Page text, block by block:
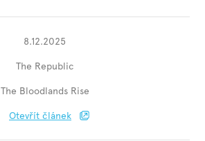
8.12.2025
The Republic
The Bloodlands Rise
Otevřít článek